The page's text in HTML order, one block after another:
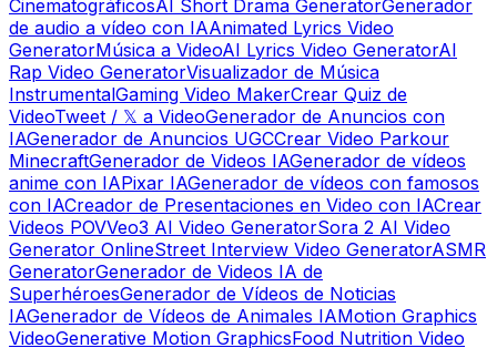
CinematográficosAI Short Drama GeneratorGenerador
de audio a vídeo con IAAnimated Lyrics Video
GeneratorMúsica a VideoAI Lyrics Video GeneratorAI
Rap Video GeneratorVisualizador de Música
InstrumentalGaming Video MakerCrear Quiz de
VideoTweet / 𝕏 a VideoGenerador de Anuncios con
IAGenerador de Anuncios UGCCrear Video Parkour
MinecraftGenerador de Videos IAGenerador de vídeos
anime con IAPixar IAGenerador de vídeos con famosos
con IACreador de Presentaciones en Video con IACrear
Videos POVVeo3 AI Video GeneratorSora 2 AI Video
Generator OnlineStreet Interview Video GeneratorASMR
GeneratorGenerador de Videos IA de
SuperhéroesGenerador de Vídeos de Noticias
IAGenerador de Vídeos de Animales IAMotion Graphics
VideoGenerative Motion GraphicsFood Nutrition Video